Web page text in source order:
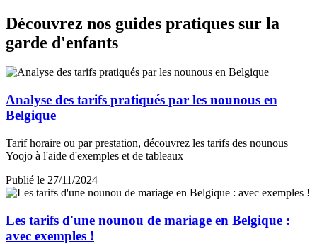
Découvrez nos guides pratiques sur la
garde d'enfants
Analyse des tarifs pratiqués par les nounous en
Belgique
Tarif horaire ou par prestation, découvrez les tarifs des nounous
Yoojo à l'aide d'exemples et de tableaux
Publié le 27/11/2024
Les tarifs d'une nounou de mariage en Belgique :
avec exemples !